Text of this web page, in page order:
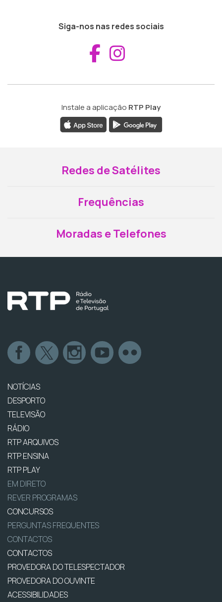
Siga-nos nas redes sociais
Aceder ao
Instale a aplicação RTP Play
Redes de Satélites
Frequências
Moradas e Telefones
NOTÍCIAS
DESPORTO
TELEVISÃO
RÁDIO
RTP ARQUIVOS
RTP ENSINA
RTP PLAY
EM DIRETO
REVER PROGRAMAS
CONCURSOS
PERGUNTAS FREQUENTES
CONTACTOS
CONTACTOS
PROVEDORA DO TELESPECTADOR
PROVEDORA DO OUVINTE
ACESSIBILIDADES